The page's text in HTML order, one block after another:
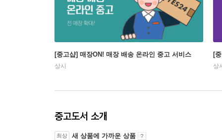
[중고샵] 매장ON! 매장 배송 온라인 중고 서비스
상시
[
상
중고도서 소개
최상 새 상품에 가까운 상품